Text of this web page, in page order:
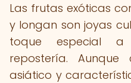
Las frutas exóticas
y longan son joyas
toque especial
repostería.
asiático y